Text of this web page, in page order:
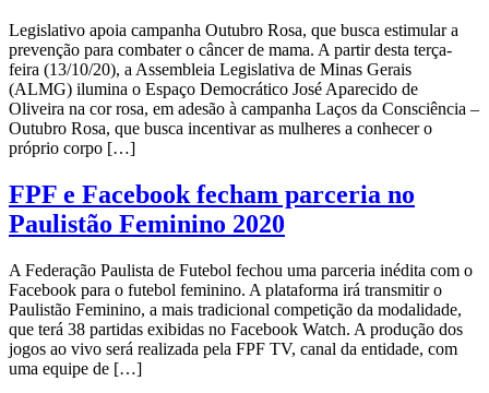
Legislativo apoia campanha Outubro Rosa, que busca estimular a
prevenção para combater o câncer de mama. A partir desta terça-
feira (13/10/20), a Assembleia Legislativa de Minas Gerais
(ALMG) ilumina o Espaço Democrático José Aparecido de
Oliveira na cor rosa, em adesão à campanha Laços da Consciência –
Outubro Rosa, que busca incentivar as mulheres a conhecer o
próprio corpo […]
FPF e Facebook fecham parceria no
Paulistão Feminino 2020
A Federação Paulista de Futebol fechou uma parceria inédita com o
Facebook para o futebol feminino. A plataforma irá transmitir o
Paulistão Feminino, a mais tradicional competição da modalidade,
que terá 38 partidas exibidas no Facebook Watch. A produção dos
jogos ao vivo será realizada pela FPF TV, canal da entidade, com
uma equipe de […]